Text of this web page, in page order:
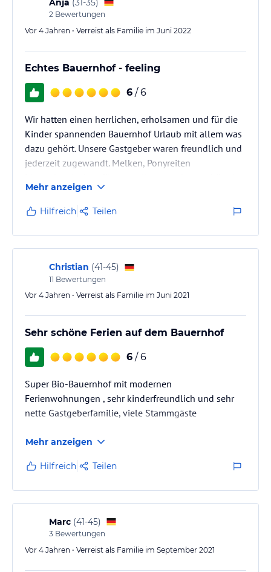
Anja (31-35)
2 Bewertungen
Vor 4 Jahren • Verreist als Familie im Juni 2022
Echtes Bauernhof - feeling
6 / 6
Wir hatten einen herrlichen, erholsamen und für die
Kinder spannenden Bauernhof Urlaub mit allem was
dazu gehört. Unsere Gastgeber waren freundlich und
jederzeit zugewandt. Melken, Ponyreiten
Morgen gab es frische Milch vom Hof in den Kaffee!
Gerne wieder
Mehr anzeigen
Hilfreich Teilen
Christian (41-45)
11 Bewertungen
Vor 4 Jahren • Verreist als Familie im Juni 2021
Sehr schöne Ferien auf dem Bauernhof
6 / 6
Super Bio-Bauernhof mit modernen
Ferienwohnungen , sehr kinderfreundlich und sehr
nette Gastgeberfamilie, viele Stammgäste
Mehr anzeigen
Hilfreich Teilen
Marc (41-45)
3 Bewertungen
Vor 4 Jahren • Verreist als Familie im September 2021